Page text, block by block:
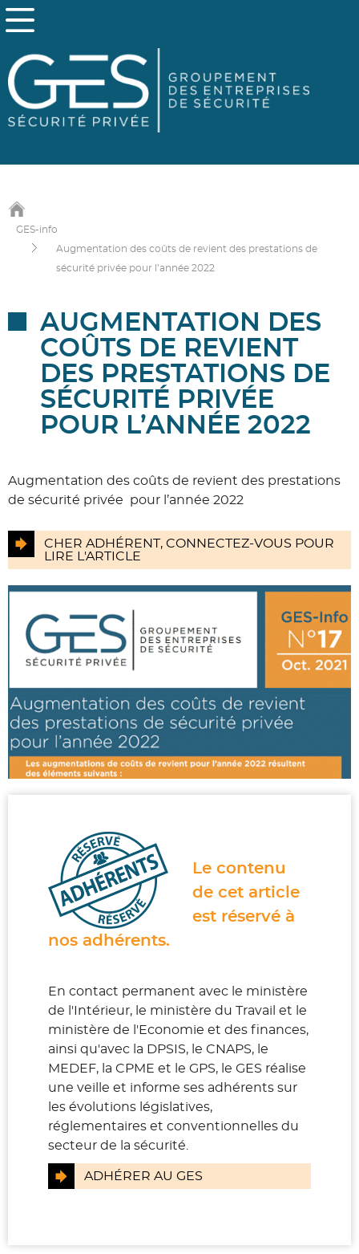
GES-info
Augmentation des coûts de revient des prestations de
sécurité privée pour l’année 2022
AUGMENTATION DES
COÛTS DE REVIENT
DES PRESTATIONS DE
SÉCURITÉ PRIVÉE
POUR L’ANNÉE 2022
Augmentation des coûts de revient des prestations
de sécurité privée pour l’année 2022
CHER ADHÉRENT, CONNECTEZ-VOUS POUR
LIRE L'ARTICLE
Le contenu
de cet article
est réservé à
nos adhérents.
En contact permanent avec le ministère
de l'Intérieur, le ministère du Travail et le
ministère de l'Economie et des finances,
ainsi qu'avec la DPSIS, le CNAPS, le
MEDEF, la CPME et le GPS, le GES réalise
une veille et informe ses adhérents sur
les évolutions législatives,
réglementaires et conventionnelles du
secteur de la sécurité.
ADHÉRER AU GES